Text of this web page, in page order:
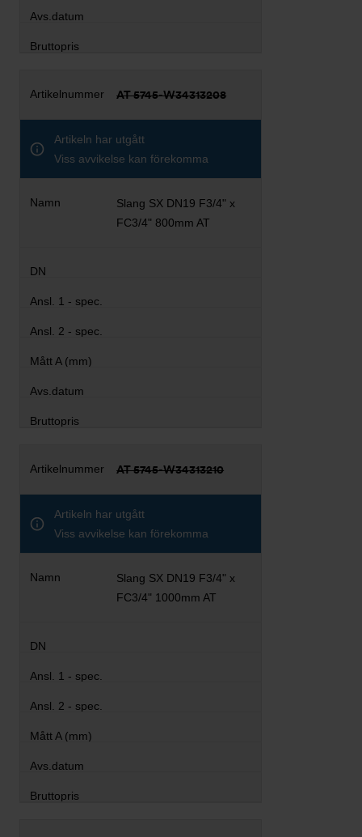
AT 5745-W34313208
Artikeln har utgått
Viss avvikelse kan förekomma
Slang SX DN19 F3/4" x
FC3/4" 800mm AT
AT 5745-W34313210
Artikeln har utgått
Viss avvikelse kan förekomma
Slang SX DN19 F3/4" x
FC3/4" 1000mm AT